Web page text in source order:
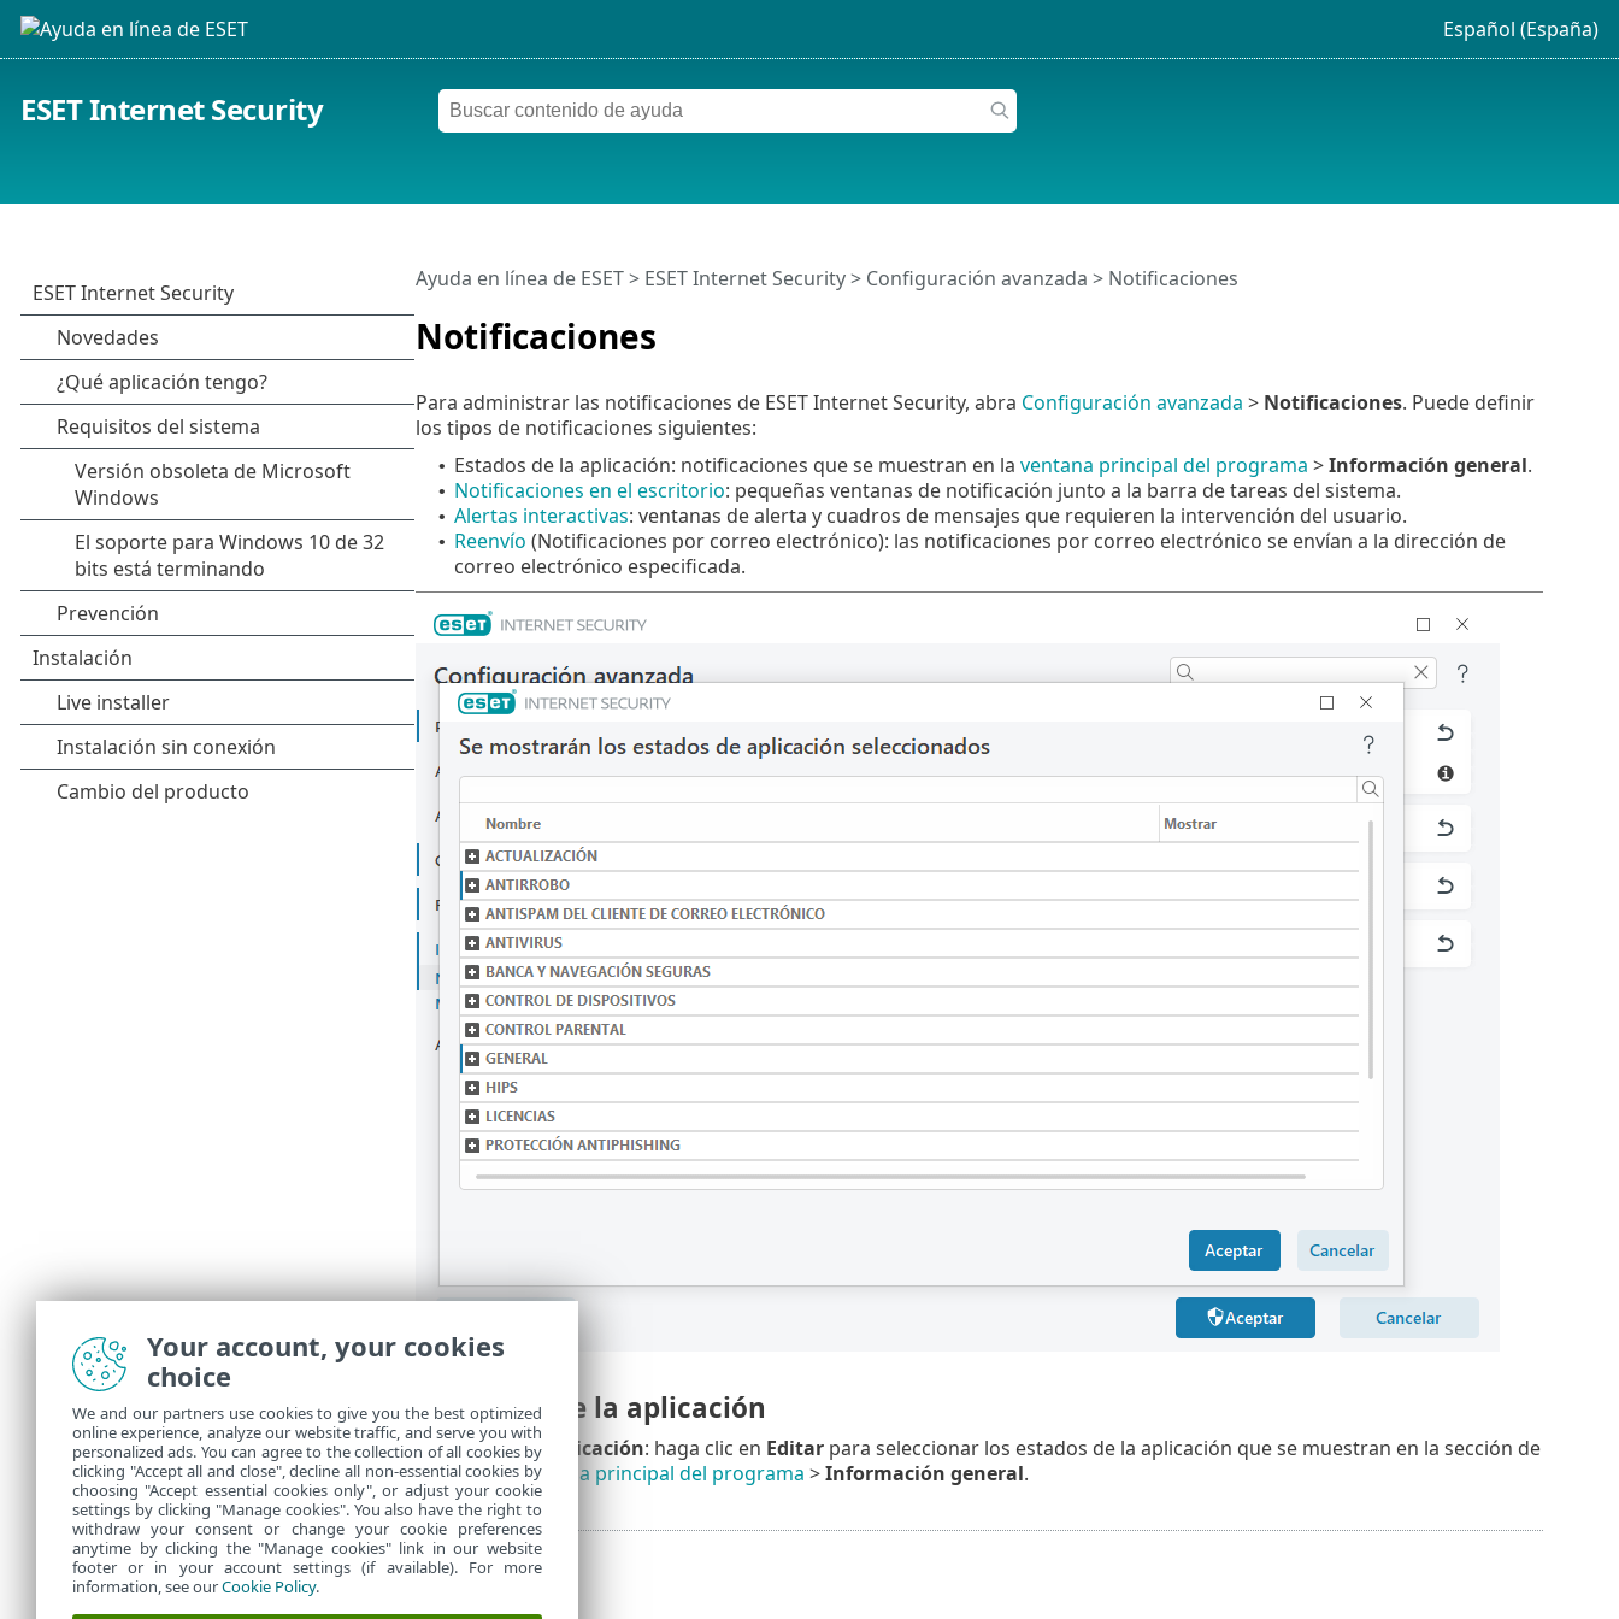
Español (España)
ESET Internet Security
Notificaciones
Ayuda en línea de ESET> ESET Internet Security> Configuración avanzada > Notificaciones
Para administrar las notificaciones de ESET Internet Security, abra Configuración avanzada > Notificaciones. Puede definir
los tipos de notificaciones siguientes:
• Estados de la aplicación: notificaciones que se muestran en la ventana principal del programa >Información general.
• Notificaciones en el escritorio: pequeñas ventanas de notificación junto a la barra de tareas del sistema.
• Alertas interactivas: ventanas de alerta y cuadros de mensajes que requieren la intervención del usuario.
• Reenvío (Notificaciones por correo electrónico): las notificaciones por correo electrónico se envían a la dirección de
correo electrónico especificada.
Estados de la aplicación
Estados de la aplicación: haga clic en Editarpara seleccionar los estados de la aplicación que se muestran en la sección de
inicio de laventana principal del programa >Información general.
Your account, your cookies
choice
We and our partners use cookies to give you the best optimized
online experience, analyze our website traffic, and serve you with
personalized ads. You can agree to the collection of all cookies by
clicking "Accept all and close", decline all non-essential cookies by
choosing "Accept essential cookies only", or adjust your cookie
settings by clicking "Manage cookies". You also have the right to
withdraw your consent or change your cookie preferences
anytime by clicking the "Manage cookies" link in our website
footer or in your account settings (if available). For more
information, see ourCookie Policy.